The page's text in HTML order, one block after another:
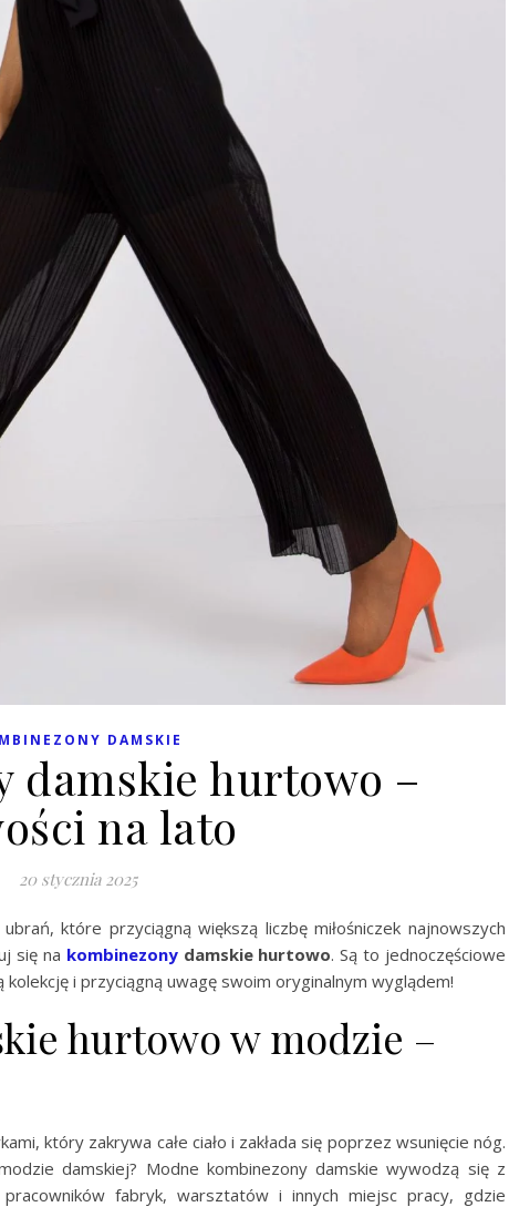
DAMSKIE
damskie hurtowo –
na lato
20 stycznia 2025
które przyciągną większą liczbę miłośniczek najnowszych
się na kombinezonydamskie hurtowo. Są to jednoczęściowe
i przyciągną uwagę swoim oryginalnym wyglądem!
hurtowo w modzie –
który zakrywa całe ciało i zakłada się poprzez wsunięcie nóg.
damskiej? Modne kombinezony damskie wywodzą się z
fabryk, warsztatów i innych miejsc pracy, gdzie